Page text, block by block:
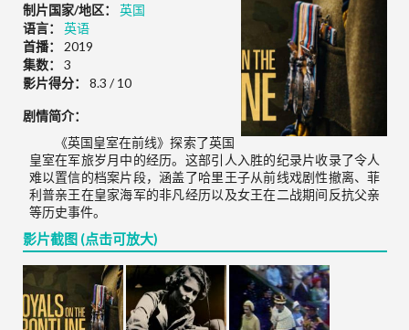
制片国家/地区：
英国
语言：
英语
首播：
2019
集数：
3
影片得分：
8.3 / 10
剧情简介：
《英国皇室在前线》探索了英国
皇室在军旅岁月中的经历。这部引人入胜的纪录片收录了令人
难以置信的档案片段，涵盖了哈里王子从前线戏剧性撤离、菲
利普亲王在皇家海军的非凡经历以及女王在二战期间反抗父亲
等历史事件。
影片截图 (点击可放大)